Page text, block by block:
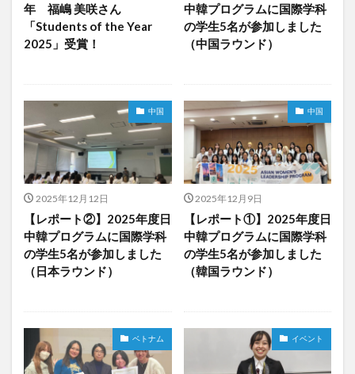
年 福嶋 美咲さん
「Students of the Year
2025」受賞！
中韓プログラムに国際学科
の学生5名が参加しました
（中国ラウンド）
中国
2025年12月12日
【レポート②】2025年度日
中韓プログラムに国際学科
の学生5名が参加しました
（日本ラウンド）
中国
2025年12月9日
【レポート①】2025年度日
中韓プログラムに国際学科
の学生5名が参加しました
（韓国ラウンド）
ベトナム イベント
スペイン・アルカラ大学Alcalingua留学
スペイントレド
スペインバルセロナ
スペインマドリード
ダブル・ディグリー・プログラム
テンプル大学ジャパン(TUJ)
ドイツ
ニュース
フランス
フランス留学
ベトナム
ベトナム国家大学ハノイ人文社会科学大学留学
ベトナム航空
ベトナム観光
ベトナム語
ポーラ美術館
ボストン留学
ボランティア
レポート
ワルシャワ大学留学
上海交通大学
上海交通大学留学
上海外国語大学
中国